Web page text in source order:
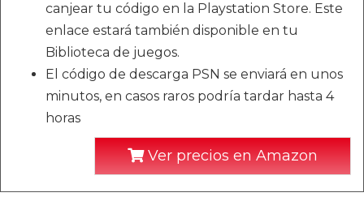
canjear tu código en la Playstation Store. Este
enlace estará también disponible en tu
Biblioteca de juegos.
El código de descarga PSN se enviará en unos
minutos, en casos raros podría tardar hasta 4
horas
Ver precios en Amazon